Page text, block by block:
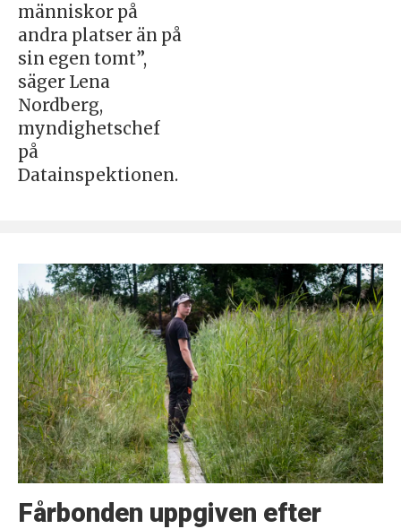
människor på
andra platser än på
sin egen tomt”,
säger Lena
Nordberg,
myndighetschef
på
Datainspektionen.
Fårbonden uppgiven efter